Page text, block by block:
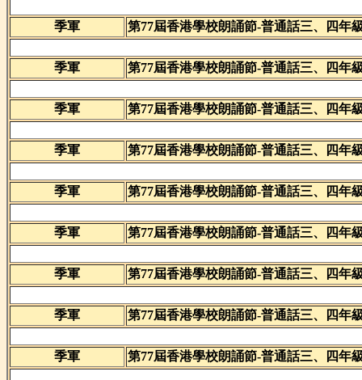
季軍 第77屆香港學校朗誦節-普通話三、四年
季軍 第77屆香港學校朗誦節-普通話三、四年
季軍 第77屆香港學校朗誦節-普通話三、四年
季軍 第77屆香港學校朗誦節-普通話三、四年
季軍 第77屆香港學校朗誦節-普通話三、四年
季軍 第77屆香港學校朗誦節-普通話三、四年
季軍 第77屆香港學校朗誦節-普通話三、四年
季軍 第77屆香港學校朗誦節-普通話三、四年
季軍 第77屆香港學校朗誦節-普通話三、四年